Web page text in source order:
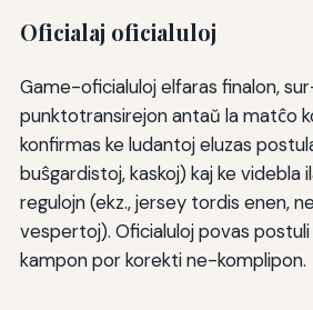
Oficialaj oficialuloj
Game-oficialuloj elfaras finalon,
punktotransirejon antaŭ la matĉo
konfirmas ke ludantoj eluzas
buŝgardistoj, kaskoj) kaj ke videbla
regulojn (ekz., jersey tordis enen,
vespertoj). Oficialuloj povas
kampon por korekti ne-komplipon.